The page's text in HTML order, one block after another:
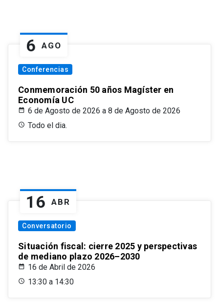
6 AGO
Conferencias
Conmemoración 50 años Magíster en
Economía UC
6 de Agosto de 2026 a 8 de Agosto de 2026
Todo el dia.
16 ABR
Conversatorio
Situación fiscal: cierre 2025 y perspectivas
de mediano plazo 2026–2030
16 de Abril de 2026
13:30 a 14:30